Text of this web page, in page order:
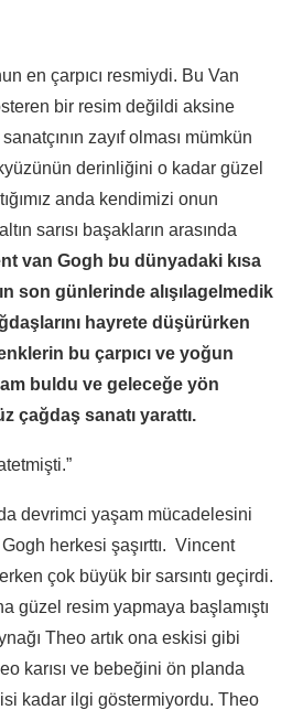
en çarpıcı resmiydi. Bu Van
bir resim değildi aksine
zayıf olması mümkün
derinliğini o kadar güzel
anda kendimizi onun
sarısı başakların arasında
van Gogh bu dünyadaki kısa
son günlerinde alışılagelmedik
hayrete düşürürken
bu çarpıcı ve yoğun
buldu ve geleceğe yön
çağdaş sanatı yarattı.
devrimci yaşam mücadelesini
herkesi şaşırttı. Vincent
çok büyük bir sarsıntı geçirdi.
güzel resim yapmaya başlamıştı
Theo artık ona eskisi gibi
karısı ve bebeğini ön planda
kadar ilgi göstermiyordu. Theo